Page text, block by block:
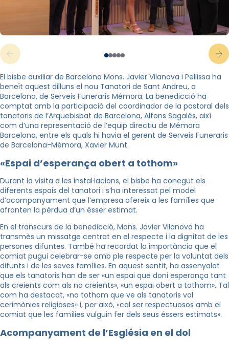
El bisbe auxiliar de Barcelona Mons. Javier Vilanova i Pellissa ha
beneït aquest dilluns el nou Tanatori de Sant Andreu, a
Barcelona, de Serveis Funeraris Mémora. La benedicció ha
comptat amb la participació del coordinador de la pastoral dels
tanatoris de l’Arquebisbat de Barcelona, Alfons Sagalés, així
com d’una representació de l’equip directiu de Mémora
Barcelona, entre els quals hi havia el gerent de Serveis Funeraris
de Barcelona-Mémora, Xavier Munt.
«Espai d’esperança obert a tothom»
Durant la visita a les instal·lacions, el bisbe ha conegut els
diferents espais del tanatori i s’ha interessat pel model
d’acompanyament que l’empresa ofereix a les famílies que
afronten la pèrdua d’un ésser estimat.
En el transcurs de la benedicció, Mons. Javier Vilanova ha
transmès un missatge centrat en el respecte i la dignitat de les
persones difuntes. També ha recordat la importància que el
comiat pugui celebrar-se amb ple respecte per la voluntat dels
difunts i de les seves famílies. En aquest sentit, ha assenyalat
que els tanatoris han de ser «un espai que doni esperança tant
als creients com als no creients», «un espai obert a tothom». Tal
com ha destacat, «no tothom que ve als tanatoris vol
cerimònies religioses» i, per això, «cal ser respectuosos amb el
comiat que les famílies vulguin fer dels seus éssers estimats».
Acompanyament de l’Església en el dol